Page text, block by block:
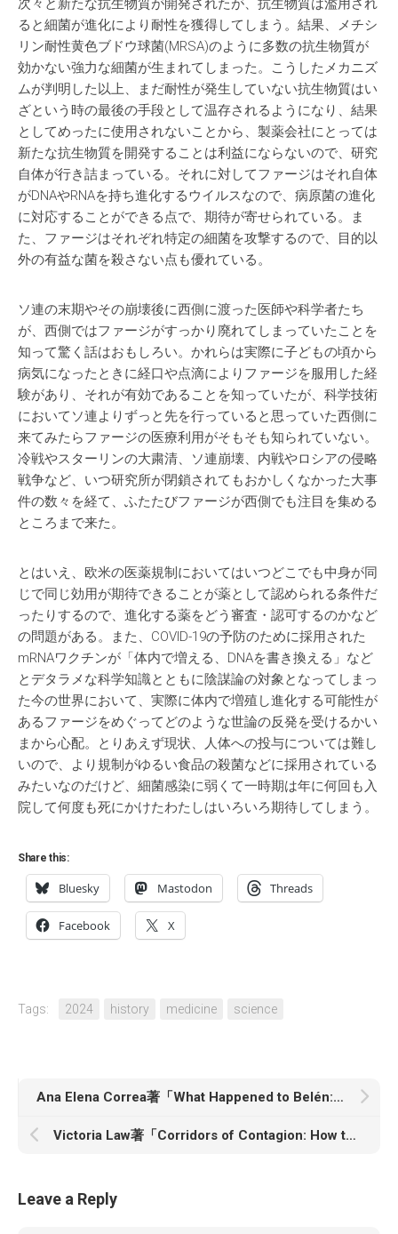
次々と新たな抗生物質が開発されたが、抗生物質は濫用され
ると細菌が進化により耐性を獲得してしまう。結果、メチシ
リン耐性黄色ブドウ球菌(MRSA)のように多数の抗生物質が
効かない強力な細菌が生まれてしまった。こうしたメカニズ
ムが判明した以上、まだ耐性が発生していない抗生物質はい
ざという時の最後の手段として温存されるようになり、結果
としてめったに使用されないことから、製薬会社にとっては
新たな抗生物質を開発することは利益にならないので、研究
自体が行き詰まっている。それに対してファージはそれ自体
がDNAやRNAを持ち進化するウイルスなので、病原菌の進化
に対応することができる点で、期待が寄せられている。ま
た、ファージはそれぞれ特定の細菌を攻撃するので、目的以
外の有益な菌を殺さない点も優れている。
ソ連の末期やその崩壊後に西側に渡った医師や科学者たち
が、西側ではファージがすっかり廃れてしまっていたことを
知って驚く話はおもしろい。かれらは実際に子どもの頃から
病気になったときに経口や点滴によりファージを服用した経
験があり、それが有効であることを知っていたが、科学技術
においてソ連よりずっと先を行っていると思っていた西側に
来てみたらファージの医療利用がそもそも知られていない。
冷戦やスターリンの大粛清、ソ連崩壊、内戦やロシアの侵略
戦争など、いつ研究所が閉鎖されてもおかしくなかった大事
件の数々を経て、ふたたびファージが西側でも注目を集める
ところまで来た。
とはいえ、欧米の医薬規制においてはいつどこでも中身が同
じで同じ効用が期待できることが薬として認められる条件だ
ったりするので、進化する薬をどう審査・認可するのかなど
の問題がある。また、COVID-19の予防のために採用された
mRNAワクチンが「体内で増える、DNAを書き換える」など
とデタラメな科学知識とともに陰謀論の対象となってしまっ
た今の世界において、実際に体内で増殖し進化する可能性が
あるファージをめぐってどのような世論の反発を受けるかい
まから心配。とりあえず現状、人体への投与については難し
いので、より規制がゆるい食品の殺菌などに採用されている
みたいなのだけど、細菌感染に弱くて一時期は年に何回も入
院して何度も死にかけたわたしはいろいろ期待してしまう。
Share this:
Bluesky Mastodon Threads
Facebook X
Tags: 2024 history medicine science
Ana Elena Correa著「What Happened to Belén: The Unjust Imprisonment That Sparked a Women’s Rights Movement」
Victoria Law著「Corridors of Contagion: How the Pandemic Exposed the Cruelties of Incarceration」
Leave a Reply